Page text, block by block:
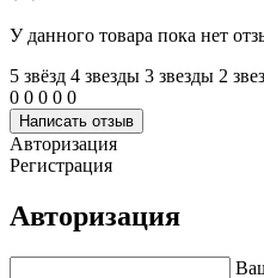
У данного товара пока нет
5 звёзд 4 звeзды 3 звeзды 2
0 0 0 0 0
Написать отзыв
Авторизация
Регистрация
Авторизация